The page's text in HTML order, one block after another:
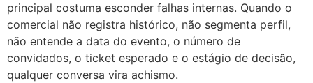
principal costuma esconder falhas internas. Quando o
comercial não registra histórico, não segmenta perfil,
não entende a data do evento, o número de
convidados, o ticket esperado e o estágio de decisão,
qualquer conversa vira achismo.